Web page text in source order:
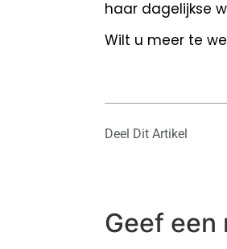
haar dagelijkse
Wilt u meer te
Deel Dit Artikel
Geef een